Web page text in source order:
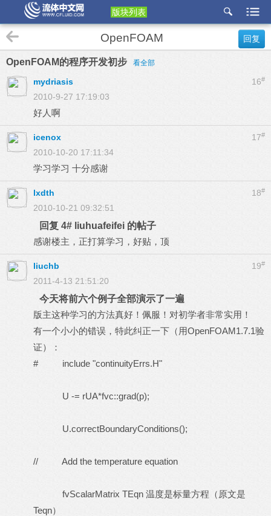
版块列表
etu
p
回复
OpenFOAM
OpenFOAM的程序开发初步 看全部
16#
mydriasis
2010-9-27 17:19:03
好人啊
17#
icenox
2010-10-20 17:11:34
学习学习 十分感谢
18#
lxdth
2010-10-21 09:32:51
回复 4# liuhuafeifei 的帖子
感谢楼主，正打算学习，好贴，顶
19#
liuchb
2011-4-13 21:51:20
今天将前六个例子全部演示了一遍
版主这种学习的方法真好！佩服！对初学者非常实用！
有一个小小的错误，特此纠正一下（用OpenFOAM1.7.1验
证）：
# include "continuityErrs.H"
U -= rUA*fvc::grad(p);
U.correctBoundaryConditions();
// Add the temperature equation
fvScalarMatrix TEqn 温度是标量方程（原文是
Teqn）